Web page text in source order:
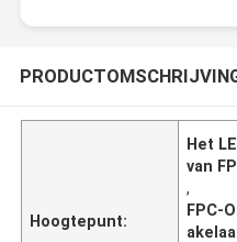
Hoogtepunt:
Het
van
,
FPC-